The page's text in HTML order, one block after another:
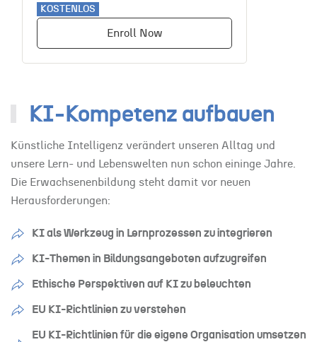
KOSTENLOS
Enroll Now
KI-Kompetenz aufbauen
Künstliche Intelligenz verändert unseren Alltag und
unsere Lern- und Lebenswelten nun schon eininge Jahre.
Die Erwachsenenbildung steht damit vor neuen
Herausforderungen:
KI als Werkzeug in Lernprozessen zu integrieren
KI-Themen in Bildungsangeboten aufzugreifen
Ethische Perspektiven auf KI zu beleuchten
EU KI-Richtlinien zu verstehen
EU KI-Richtlinien für die eigene Organisation umsetzen